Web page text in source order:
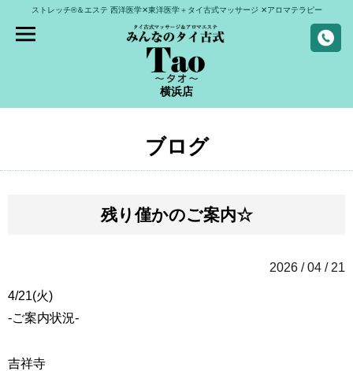
ストレッチ®＆エステ 西洋医学✕東洋医学＋タイ古式マッサージ ✕アロマテラピー
横浜店
ブログ
残り僅かのご案内☆
2026 / 04 / 21
4/21(火)
-ご案内状況-
吉祥寺